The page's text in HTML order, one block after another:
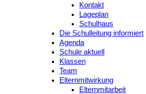
Kontakt
Lageplan
Schulhaus
Die Schulleitung informiert
Agenda
Schule aktuell
Klassen
Team
Elternmitwirkung
Elternmitarbeit